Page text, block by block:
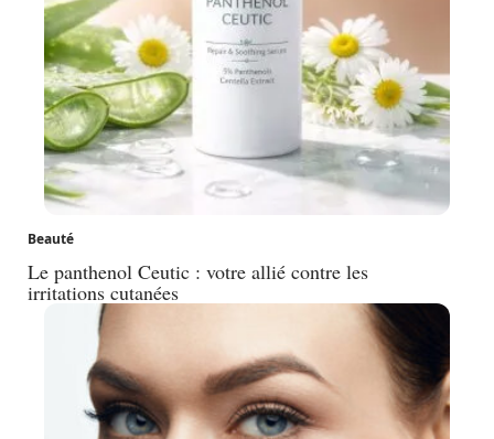
Beauté
Le panthenol Ceutic : votre allié contre les
irritations cutanées